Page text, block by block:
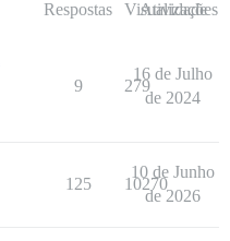
Respostas Visualizações
Atividade
9 279
16 de Julho
de 2024
125 10270
10 de Junho
de 2026